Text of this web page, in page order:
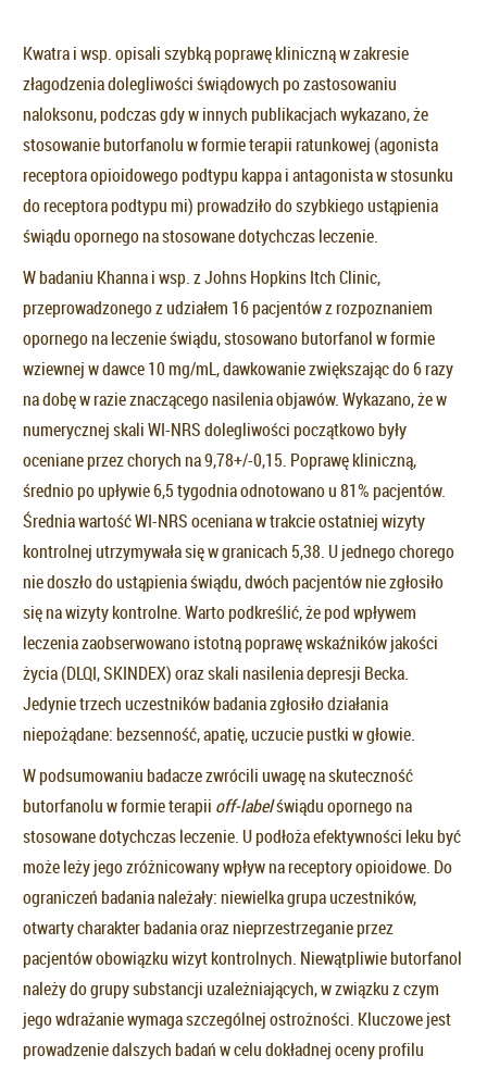
Kwatra i wsp. opisali szybką poprawę kliniczną w zakresie
złagodzenia dolegliwości świądowych po zastosowaniu
naloksonu, podczas gdy w innych publikacjach wykazano, że
stosowanie butorfanolu w formie terapii ratunkowej (agonista
receptora opioidowego podtypu kappa i antagonista w stosunku
do receptora podtypu mi) prowadziło do szybkiego ustąpienia
świądu opornego na stosowane dotychczas leczenie.
W badaniu Khanna i wsp. z Johns Hopkins Itch Clinic,
przeprowadzonego z udziałem 16 pacjentów z rozpoznaniem
opornego na leczenie świądu, stosowano butorfanol w formie
wziewnej w dawce 10 mg/mL, dawkowanie zwiększając do 6 razy
na dobę w razie znaczącego nasilenia objawów. Wykazano, że w
numerycznej skali WI-NRS dolegliwości początkowo były
oceniane przez chorych na 9,78+/-0,15. Poprawę kliniczną,
średnio po upływie 6,5 tygodnia odnotowano u 81% pacjentów.
Średnia wartość WI-NRS oceniana w trakcie ostatniej wizyty
kontrolnej utrzymywała się w granicach 5,38. U jednego chorego
nie doszło do ustąpienia świądu, dwóch pacjentów nie zgłosiło
się na wizyty kontrolne. Warto podkreślić, że pod wpływem
leczenia zaobserwowano istotną poprawę wskaźników jakości
życia (DLQI, SKINDEX) oraz skali nasilenia depresji Becka.
Jedynie trzech uczestników badania zgłosiło działania
niepożądane: bezsenność, apatię, uczucie pustki w głowie.
W podsumowaniu badacze zwrócili uwagę na skuteczność
butorfanolu w formie terapii off-labelświądu opornego na
stosowane dotychczas leczenie. U podłoża efektywności leku być
może leży jego zróżnicowany wpływ na receptory opioidowe. Do
ograniczeń badania należały: niewielka grupa uczestników,
otwarty charakter badania oraz nieprzestrzeganie przez
pacjentów obowiązku wizyt kontrolnych. Niewątpliwie butorfanol
należy do grupy substancji uzależniających, w związku z czym
jego wdrażanie wymaga szczególnej ostrożności. Kluczowe jest
prowadzenie dalszych badań w celu dokładnej oceny profilu